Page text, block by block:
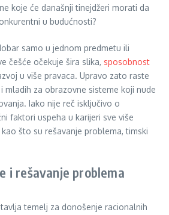
koje će današnji tinejdžeri morati da
u budućnosti?
samo u jednom predmetu ili
češće očekuje šira slika, sposobnost
u više pravaca. Upravo zato raste
mladih za obrazovne sisteme koji nude
Iako nije reč isključivo o
faktori uspeha u karijeri sve više
što su rešavanje problema, timski
i rešavanje problema
temelj za donošenje racionalnih